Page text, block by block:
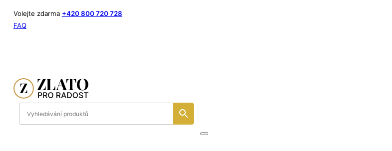
Volejte zdarma +420 800 720 728
FAQ